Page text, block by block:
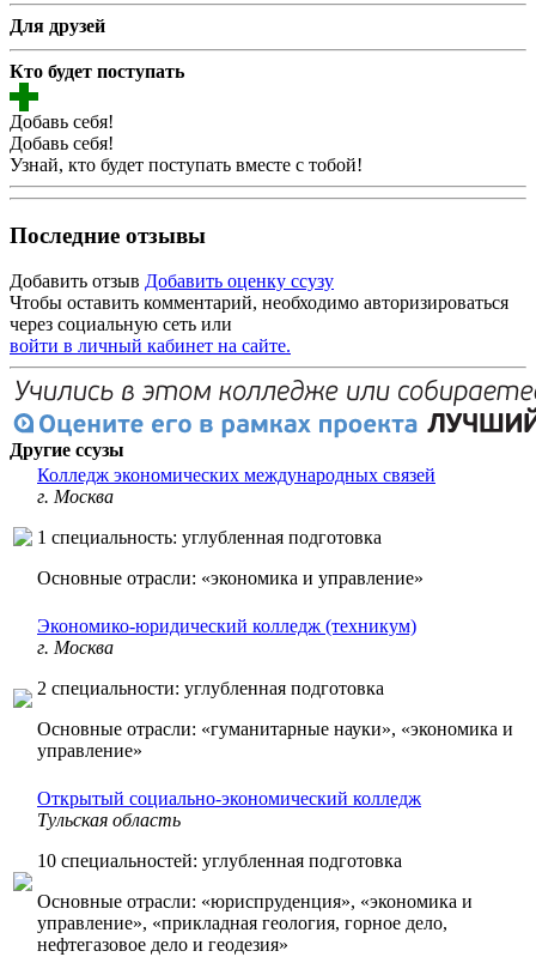
Для друзей
Кто будет поступать
Добавь себя!
Добавь себя!
Узнай, кто будет поступать вместе с тобой!
Последние отзывы
Добавить отзыв Добавить оценку ссузу
Чтобы оставить комментарий, необходимо авторизироваться
через социальную сеть или
войти в личный кабинет на сайте.
Другие ссузы
Колледж экономических международных связей
г. Москва
1 специальность: углубленная подготовка
Основные отрасли: «экономика и управление»
Экономико-юридический колледж (техникум)
г. Москва
2 специальности: углубленная подготовка
Основные отрасли: «гуманитарные науки», «экономика и
управление»
Открытый социально-экономический колледж
Тульская область
10 специальностей: углубленная подготовка
Основные отрасли: «юриспруденция», «экономика и
управление», «прикладная геология, горное дело,
нефтегазовое дело и геодезия»